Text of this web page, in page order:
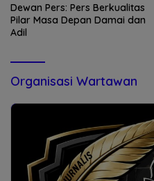
Dewan Pers: Pers Berkualitas
Pilar Masa Depan Damai dan
Adil
Organisasi Wartawan